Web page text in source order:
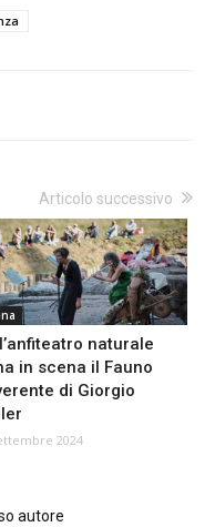
Articolo successivo
naturale
in scena il Fauno
di Giorgio
2024
autore